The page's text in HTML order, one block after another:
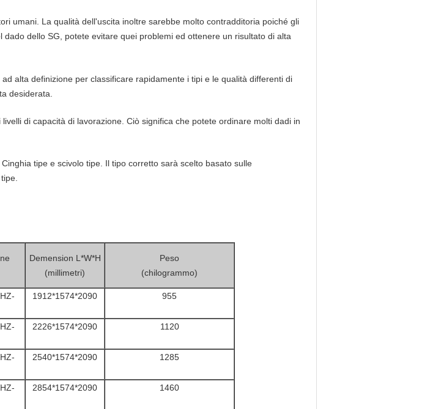
umani. La qualità dell'uscita inoltre sarebbe molto contradditoria poiché gli
dello SG, potete evitare quei problemi ed ottenere un risultato di alta
alta definizione per classificare rapidamente i tipi e le qualità differenti di
desiderata.
di capacità di lavorazione. Ciò significa che potete ordinare molti dadi in
tipe e scivolo tipe. Il tipo corretto sarà scelto basato sulle
Demension L*W*H
(millimetri)
Peso
(chilogrammo)
1912*1574*2090 955
2226*1574*2090 1120
2540*1574*2090 1285
2854*1574*2090 1460